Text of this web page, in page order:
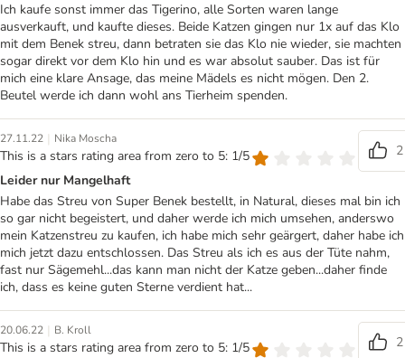
Ich kaufe sonst immer das Tigerino, alle Sorten waren lange
ausverkauft, und kaufte dieses. Beide Katzen gingen nur 1x auf das Klo
mit dem Benek streu, dann betraten sie das Klo nie wieder, sie machten
sogar direkt vor dem Klo hin und es war absolut sauber. Das ist für
mich eine klare Ansage, das meine Mädels es nicht mögen. Den 2.
Beutel werde ich dann wohl ans Tierheim spenden.
27.11.22 | Nika Moscha
This is a stars rating area from zero to 5: 1/5
2
Leider nur Mangelhaft
Habe das Streu von Super Benek bestellt, in Natural, dieses mal bin ich
so gar nicht begeistert, und daher werde ich mich umsehen, anderswo
mein Katzenstreu zu kaufen, ich habe mich sehr geärgert, daher habe ich
mich jetzt dazu entschlossen. Das Streu als ich es aus der Tüte nahm,
fast nur Sägemehl...das kann man nicht der Katze geben...daher finde
ich, dass es keine guten Sterne verdient hat...
20.06.22 | B. Kroll
This is a stars rating area from zero to 5: 1/5
2